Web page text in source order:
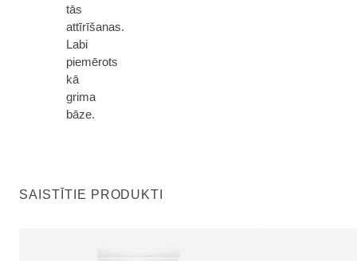
tās
attīrīšanas.
Labi
piemērots
kā
grima
bāze.
SAISTĪTIE PRODUKTI